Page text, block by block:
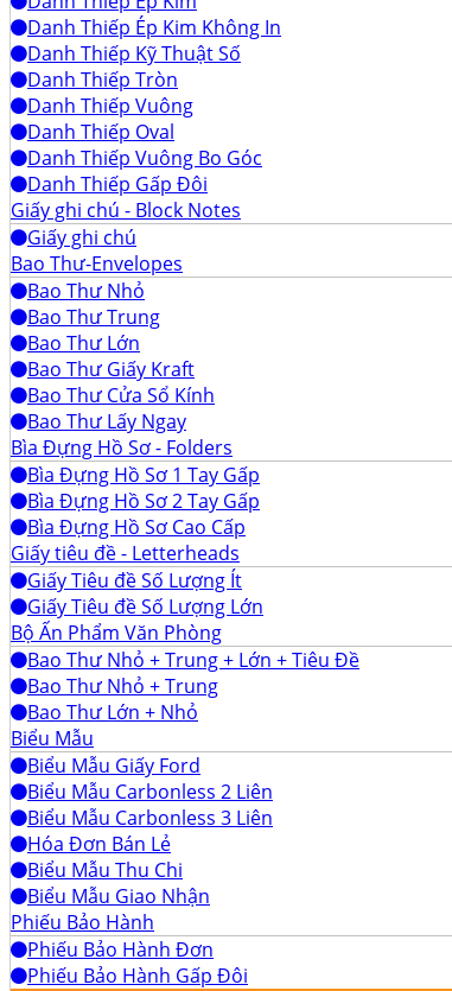
Danh Thiếp Ép Kim Không In
Danh Thiếp Kỹ Thuật Số
Danh Thiếp Tròn
Danh Thiếp Vuông
Danh Thiếp Oval
Danh Thiếp Vuông Bo Góc
Danh Thiếp Gấp Đôi
Giấy ghi chú - Block Notes
Giấy ghi chú
Bao Thư-Envelopes
Bao Thư Nhỏ
Bao Thư Trung
Bao Thư Lớn
Bao Thư Giấy Kraft
Bao Thư Cửa Sổ Kính
Bao Thư Lấy Ngay
Bìa Đựng Hồ Sơ - Folders
Bìa Đựng Hồ Sơ 1 Tay Gấp
Bìa Đựng Hồ Sơ 2 Tay Gấp
Bìa Đựng Hồ Sơ Cao Cấp
Giấy tiêu đề - Letterheads
Giấy Tiêu đề Số Lượng Ít
Giấy Tiêu đề Số Lượng Lớn
Bộ Ấn Phẩm Văn Phòng
Bao Thư Nhỏ + Trung + Lớn + Tiêu Đề
Bao Thư Nhỏ + Trung
Bao Thư Lớn + Nhỏ
Biểu Mẫu
Biểu Mẫu Giấy Ford
Biểu Mẫu Carbonless 2 Liên
Biểu Mẫu Carbonless 3 Liên
Hóa Đơn Bán Lẻ
Biểu Mẫu Thu Chi
Biểu Mẫu Giao Nhận
Phiếu Bảo Hành
Phiếu Bảo Hành Đơn
Phiếu Bảo Hành Gấp Đôi